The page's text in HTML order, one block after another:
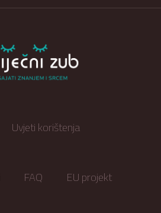
Uvjeti korištenja
FAQ EU projekt